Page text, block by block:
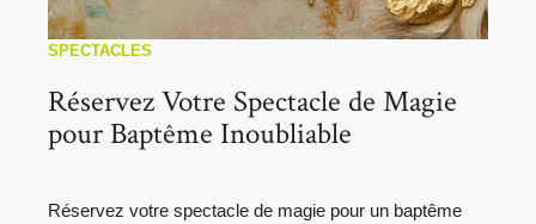
SPECTACLES
Réservez Votre Spectacle de Magie
pour Baptême Inoubliable
Réservez votre spectacle de magie pour un baptême